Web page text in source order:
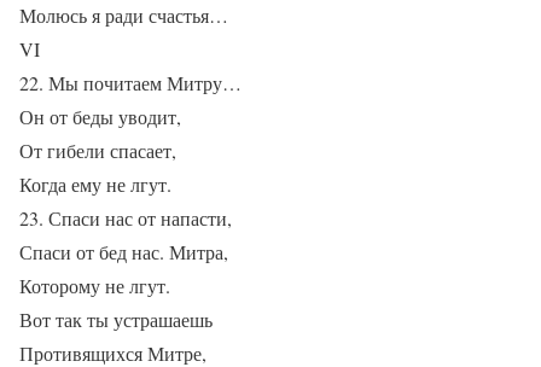
Молюсь я ради счастья…
VI
22. Мы почитаем Митру…
Он от беды уводит,
От гибели спасает,
Когда ему не лгут.
23. Спаси нас от напасти,
Спаси от бед нас. Митра,
Которому не лгут.
Вот так ты устрашаешь
Противящихся Митре,